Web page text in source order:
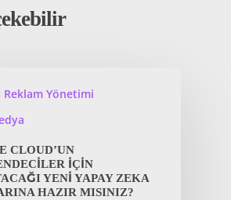
Yönetimi
CLOUD’UN
IÇIN
YENI YAPAY ZEKA
HAZIR MISINIZ?